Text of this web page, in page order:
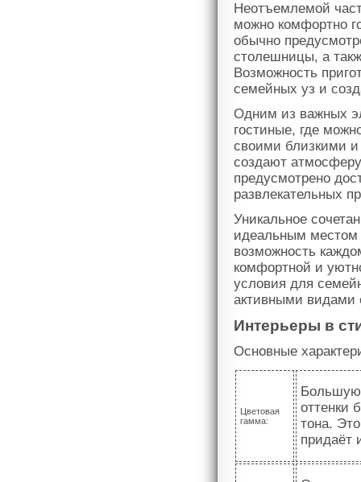
Неотъемлемой
можно комфортно
обычно
столешницы, а
Возможность
семейных уз и
Одним из важных
гостиные, где
своими близкими и
создают
предусмотрено
развлекательных
Уникальное
идеальным местом
возможность
комфортной и
условия для
активными видами
Интерьеры в
Основные
Цветовая
гамма:
Большую
оттенки
тона.
придаёт